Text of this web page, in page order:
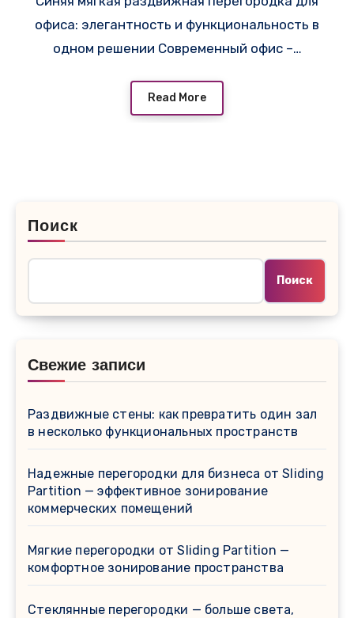
офиса: элегантность и функциональность в
одном решении Современный офис –…
Read More
Поиск
Поиск
Свежие записи
Раздвижные стены: как превратить один зал
в несколько функциональных пространств
Надежные перегородки для бизнеса от Sliding
Partition — эффективное зонирование
коммерческих помещений
Мягкие перегородки от Sliding Partition —
комфортное зонирование пространства
Стеклянные перегородки — больше света,